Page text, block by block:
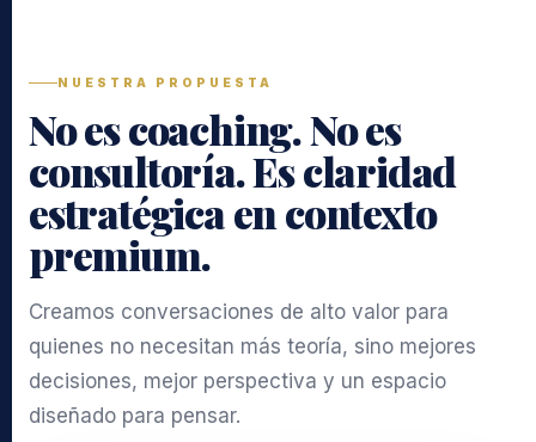
NUESTRA PROPUESTA
No es coaching. No es
consultoría. Es claridad
estratégica en contexto
premium.
Creamos conversaciones de alto valor para
quienes no necesitan más teoría, sino mejores
decisiones, mejor perspectiva y un espacio
diseñado para pensar.